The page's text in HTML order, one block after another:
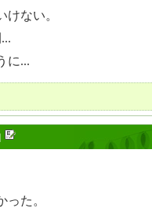
ない。
に...
た。